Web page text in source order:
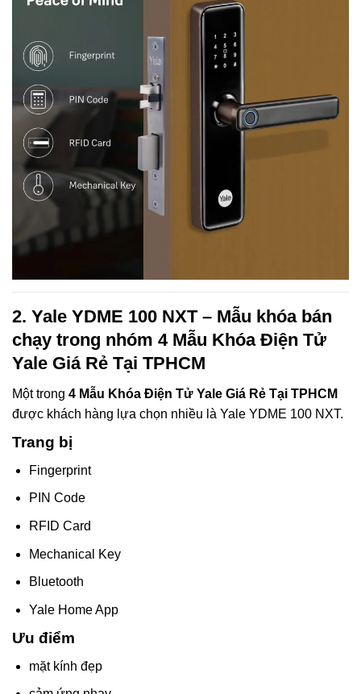
2. Yale YDME 100 NXT – Mẫu khóa bán
chạy trong nhóm 4 Mẫu Khóa Điện Tử
Yale Giá Rẻ Tại TPHCM
Một trong 4 Mẫu Khóa Điện Tử Yale Giá Rẻ Tại TPHCM
được khách hàng lựa chọn nhiều là Yale YDME 100 NXT.
Trang bị
Fingerprint
PIN Code
RFID Card
Mechanical Key
Bluetooth
Yale Home App
Ưu điểm
mặt kính đẹp